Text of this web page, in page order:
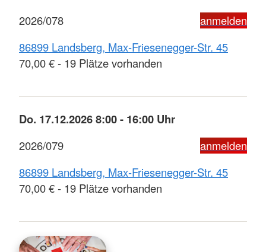
2026/078
anmelden
86899 Landsberg, Max-Friesenegger-Str. 45
70,00 € - 19 Plätze vorhanden
Do. 17.12.2026 8:00 - 16:00 Uhr
2026/079
anmelden
86899 Landsberg, Max-Friesenegger-Str. 45
70,00 € - 19 Plätze vorhanden